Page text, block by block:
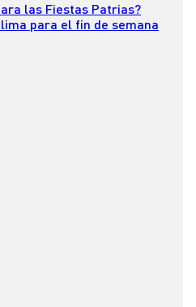
las Fiestas Patrias?
para el fin de semana